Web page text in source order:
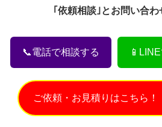
｢依頼相談｣とお問い合わ
📞電話で相談する
ご依頼・お見積りはこちら！